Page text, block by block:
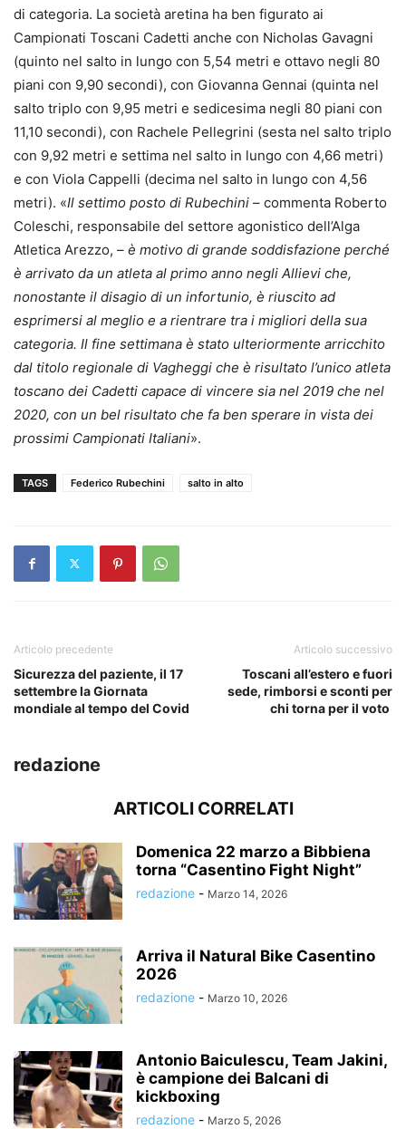
di categoria. La società aretina ha ben figurato ai
Campionati Toscani Cadetti anche con Nicholas Gavagni
(quinto nel salto in lungo con 5,54 metri e ottavo negli 80
piani con 9,90 secondi), con Giovanna Gennai (quinta nel
salto triplo con 9,95 metri e sedicesima negli 80 piani con
11,10 secondi), con Rachele Pellegrini (sesta nel salto triplo
con 9,92 metri e settima nel salto in lungo con 4,66 metri)
e con Viola Cappelli (decima nel salto in lungo con 4,56
metri). «Il settimo posto di Rubechini – commenta Roberto
Coleschi, responsabile del settore agonistico dell’Alga
Atletica Arezzo, – è motivo di grande soddisfazione perché
è arrivato da un atleta al primo anno negli Allievi che,
nonostante il disagio di un infortunio, è riuscito ad
esprimersi al meglio e a rientrare tra i migliori della sua
categoria. Il fine settimana è stato ulteriormente arricchito
dal titolo regionale di Vagheggi che è risultato l’unico atleta
toscano dei Cadetti capace di vincere sia nel 2019 che nel
2020, con un bel risultato che fa ben sperare in vista dei
prossimi Campionati Italiani».
TAGS Federico Rubechini salto in alto
Articolo precedente
Sicurezza del paziente, il 17
settembre la Giornata
mondiale al tempo del Covid
Articolo successivo
Toscani all’estero e fuori
sede, rimborsi e sconti per
chi torna per il voto
redazione
ARTICOLI CORRELATI
Domenica 22 marzo a Bibbiena
torna “Casentino Fight Night”
redazione - Marzo 14, 2026
Arriva il Natural Bike Casentino
2026
redazione - Marzo 10, 2026
Antonio Baiculescu, Team Jakini,
è campione dei Balcani di
kickboxing
redazione - Marzo 5, 2026